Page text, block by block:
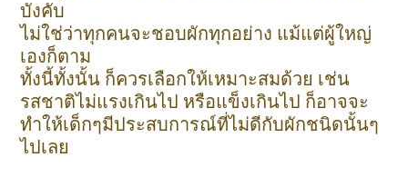
บังคับ
ไม่ใช่ว่าทุกคนจะชอบผักทุกอย่าง แม้แต่ผู้ใหญ่
เองก็ตาม
ทั้งนี้ทั้งนั้น ก็ควรเลือกให้เหมาะสมด้วย เช่น
รสชาติไม่แรงเกินไป หรือแข็งเกินไป ก็อาจจะ
ทำให้เด็กๆมีประสบการณ์ที่ไม่ดีกับผักชนิดนั้นๆ
ไปเลย